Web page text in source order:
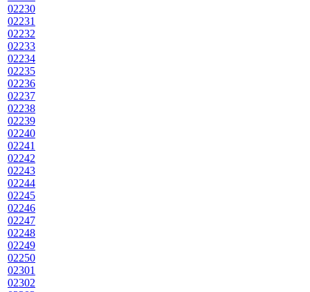
02230
02231
02232
02233
02234
02235
02236
02237
02238
02239
02240
02241
02242
02243
02244
02245
02246
02247
02248
02249
02250
02301
02302